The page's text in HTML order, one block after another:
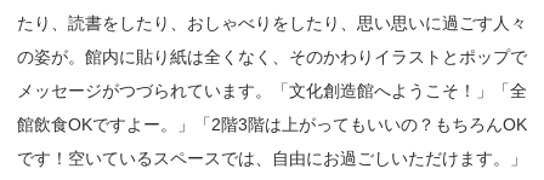
たり、読書をしたり、おしゃべりをしたり、思い思いに過ごす人々
の姿が。館内に貼り紙は全くなく、そのかわりイラストとポップで
メッセージがつづられています。「文化創造館へようこそ！」「全
館飲食OKですよー。」「2階3階は上がってもいいの？もちろんOK
です！空いているスペースでは、自由にお過ごしいただけます。」